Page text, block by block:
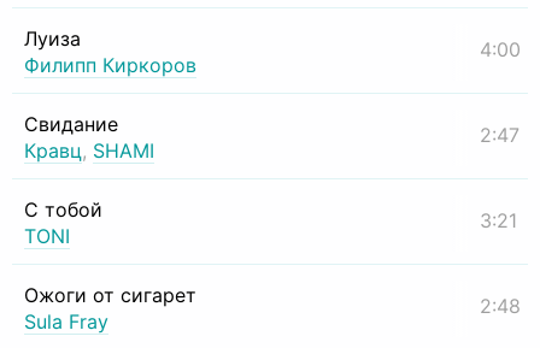
Луиза
Филипп Киркоров
4:00
Свидание
Кравц, SHAMI
2:47
С тобой
TONI
3:21
Ожоги от сигарет
Sula Fray
2:48